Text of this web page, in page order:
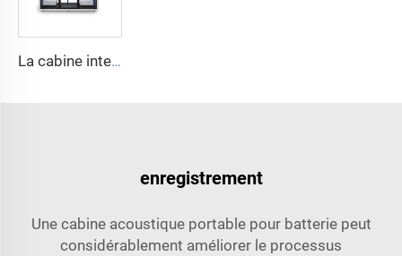
La cabine intelligente et insonorisée pour 6 personnes - série Cyspace Y PRO
enregistrement
Une cabine acoustique portable pour batterie peut
considérablement améliorer le processus